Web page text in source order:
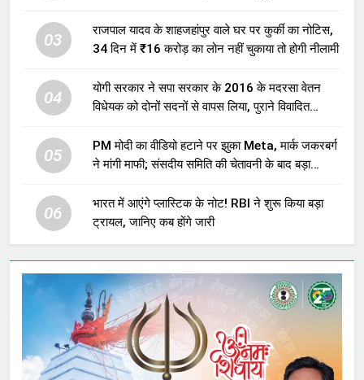
03
राजपाल यादव के शाहजहांपुर वाले घर पर कुर्की का नोटिस,
34 दिन में ₹16 करोड़ का लोन नहीं चुकाया तो होगी नीलामी
04
योगी सरकार ने सपा सरकार के 2016 के मदरसा वेतन
विधेयक को दोनों सदनों से वापस लिया, पुराने विवादित
05
PM मोदी का वीडियो हटाने पर झुका Meta, मार्क जकरबर्ग
ने मांगी माफी; संसदीय समिति की चेतावनी के बाद बड़ा
06
भारत में आएंगे प्लास्टिक के नोट! RBI ने शुरू किया बड़ा
ट्रायल, जानिए कब होंगे जारी